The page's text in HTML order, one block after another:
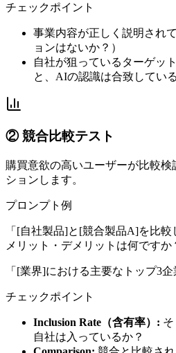
チェックポイント
事業内容が正しく説明され
ョンはないか？）
自社が狙っているターゲッ
と、AIの認識は合致してい
② 競合比較テスト
購買意欲の高いユーザーが比較
ションします。
プロンプト例
「[自社製品]と[競合製品A]を比
メリット・デメリットは何ですか
「[業界]における主要なトップ3
チェックポイント
Inclusion Rate（含有率）:
自社は入っているか？